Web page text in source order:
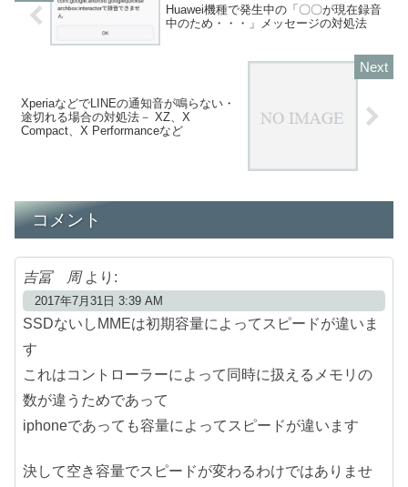
Huawei機種で発生中の「〇〇が現在録音
中のため・・・」メッセージの対処法
XperiaなどでLINEの通知音が鳴らない・
途切れる場合の対処法－ XZ、X
Compact、X Performanceなど
コメント
吉冨 周 より:
2017年7月31日 3:39 AM
SSDないしMMEは初期容量によってスピードが違いま
す
これはコントローラーによって同時に扱えるメモリの
数が違うためであって
iphoneであっても容量によってスピードが違います
決して空き容量でスピードが変わるわけではありませ